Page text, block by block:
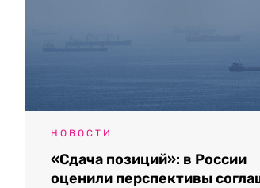
НОВОСТИ
«Сдача позиций»: в России
оценили перспективы